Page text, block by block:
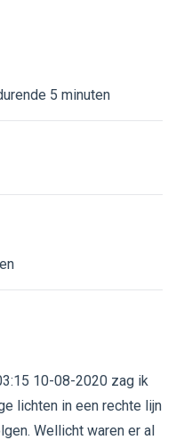
5 minuten
10-08-2020 zag ik
lichten in een rechte lijn
Wellicht waren er al